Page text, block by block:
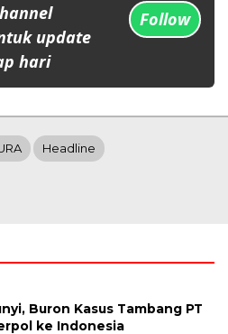
update
hari
Follow
Headline
Buron Kasus Tambang PT
ke Indonesia